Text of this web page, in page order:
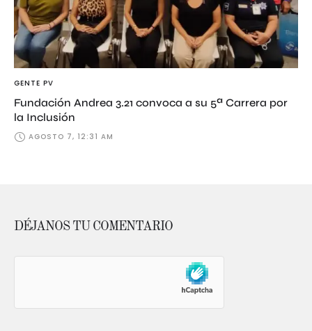
GENTE PV
Fundación Andrea 3.21 convoca a su 5ª Carrera por
la Inclusión
AGOSTO 7, 12:31 AM
DÉJANOS TU COMENTARIO